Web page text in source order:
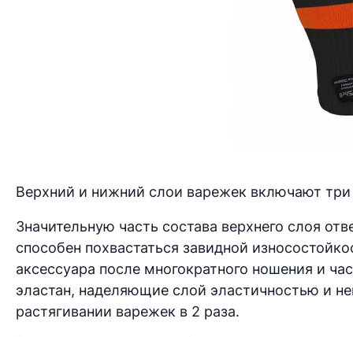
Верхний и нижний слои варежек включают три
Значительную часть состава верхнего слоя
способен похвастаться завидной
аксессуара после многократного ношения и
эластан, наделяющие слой эластичностью и
растягивании варежек в 2 раза.